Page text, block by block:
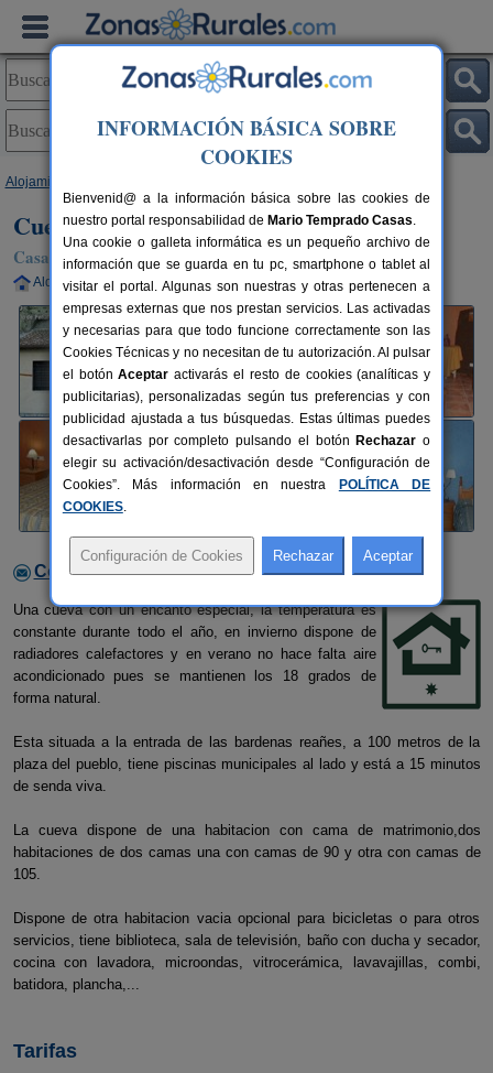
Alojamientos
Cueva Rural Castillo de Peñaflor
Casa Rural en Valtierra (Navarra)
Alquiler completo 6 plazas 76 km de Pamplona
Contactar con el alojamiento
Una cueva con un encanto especial, la temperatura es
constante durante todo el año, en invierno dispone de
radiadores calefactores y en verano no hace falta aire
acondicionado pues se mantienen los 18 grados de
forma natural.
Esta situada a la entrada de las bardenas reañes, a 100 metros de la
plaza del pueblo, tiene piscinas municipales al lado y está a 15 minutos
de senda viva.
La cueva dispone de una habitacion con cama de matrimonio,dos
habitaciones de dos camas una con camas de 90 y otra con camas de
105.
Dispone de otra habitacion vacia opcional para bicicletas o para otros
servicios, tiene biblioteca, sala de televisión, baño con ducha y secador,
cocina con lavadora, microondas, vitrocerámica, lavavajillas, combi,
batidora, plancha,...
Tarifas
INFORMACIÓN BÁSICA SOBRE
COOKIES
Bienvenid@ a la información básica sobre las cookies de
nuestro portal responsabilidad de Mario Temprado Casas.
Una cookie o galleta informática es un pequeño archivo de
información que se guarda en tu pc, smartphone o tablet al
visitar el portal. Algunas son nuestras y otras pertenecen a
empresas externas que nos prestan servicios. Las activadas
y necesarias para que todo funcione correctamente son las
Cookies Técnicas y no necesitan de tu autorización. Al pulsar
el botónAceptar activarás el resto de cookies (analíticas y
publicitarias), personalizadas según tus preferencias y con
publicidad ajustada a tus búsquedas. Estas últimas puedes
desactivarlas por completo pulsando el botón Rechazar o
elegir su activación/desactivación desde “Configuración de
Cookies”. Más información en nuestra
POLÍTICA DE
COOKIES.